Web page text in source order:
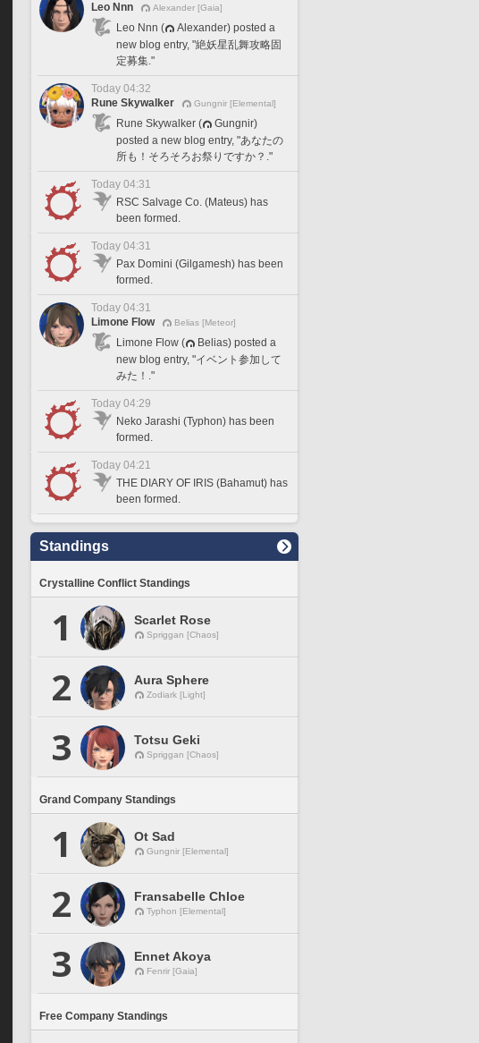
Leo Nnn
Alexander [Gaia]
Leo Nnn (
Alexander) posted a
new blog entry, "絶妖星乱舞攻略固
定募集."
Today 04:32
Rune Skywalker
Gungnir [Elemental]
Rune Skywalker (
Gungnir)
posted a new blog entry, "あなたの
所も！そろそろお祭りですか？."
Today 04:31
RSC Salvage Co. (Mateus) has
been formed.
Today 04:31
Pax Domini (Gilgamesh) has been
formed.
Today 04:31
Limone Flow
Belias [Meteor]
Limone Flow (
Belias) posted a
new blog entry, "イベント参加して
みた！."
Today 04:29
Neko Jarashi (Typhon) has been
formed.
Today 04:21
THE DIARY OF IRIS (Bahamut) has
been formed.
Standings
Crystalline Conflict Standings
1 Scarlet Rose
Spriggan [Chaos]
2 Aura Sphere
Zodiark [Light]
3 Totsu Geki
Spriggan [Chaos]
Grand Company Standings
1 Ot Sad
Gungnir [Elemental]
2 Fransabelle Chloe
Typhon [Elemental]
3 Ennet Akoya
Fenrir [Gaia]
Free Company Standings